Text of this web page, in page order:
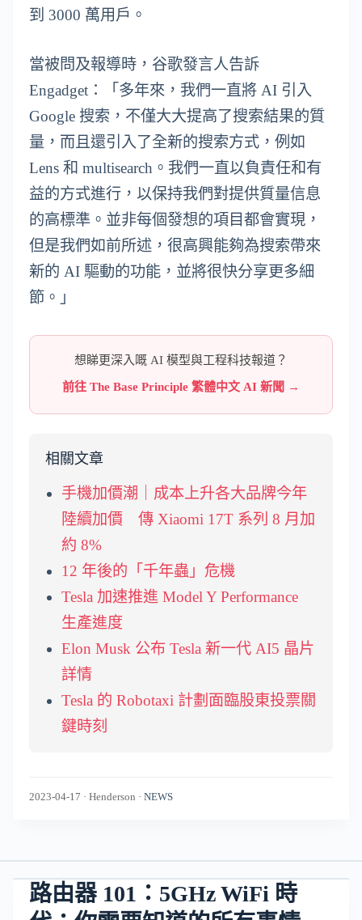
到 3000 萬用戶。
當被問及報導時，谷歌發言人告訴
Engadget：「多年來，我們一直將 AI 引入
Google 搜索，不僅大大提高了搜索結果的質
量，而且還引入了全新的搜索方式，例如
Lens 和 multisearch。我們一直以負責任和有
益的方式進行，以保持我們對提供質量信息
的高標準。並非每個發想的項目都會實現，
但是我們如前所述，很高興能夠為搜索帶來
新的 AI 驅動的功能，並將很快分享更多細
節。」
想睇更深入嘅 AI 模型與工程科技報道？
前往 The Base Principle 繁體中文 AI 新聞 →
相關文章
手機加價潮｜成本上升各大品牌今年
陸續加價 傳 Xiaomi 17T 系列 8 月加
約 8%
12 年後的「千年蟲」危機
Tesla 加速推進 Model Y Performance
生產進度
Elon Musk 公布 Tesla 新一代 AI5 晶片
詳情
Tesla 的 Robotaxi 計劃面臨股東投票關
鍵時刻
2023-04-17 · Henderson · NEWS
路由器 101：5GHz WiFi 時